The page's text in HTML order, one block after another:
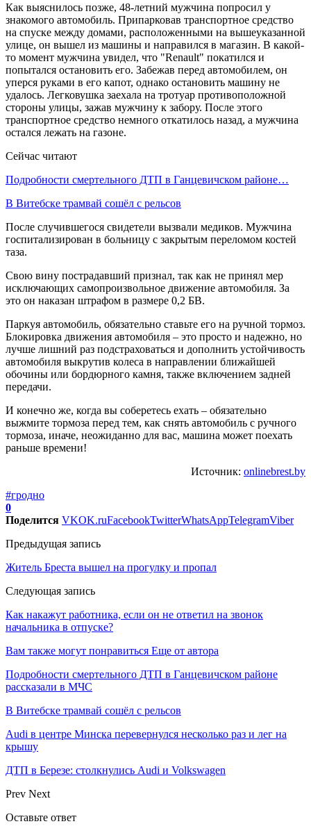
Как выяснилось позже, 48-летний мужчина попросил у
знакомого автомобиль. Припарковав транспортное средство
на спуске между домами, расположенными на вышеуказанной
улице, он вышел из машины и направился в магазин. В какой-
то момент мужчина увидел, что "Renault" покатился и
попытался остановить его. Забежав перед автомобилем, он
уперся руками в его капот, однако остановить машину не
удалось. Легковушка заехала на тротуар противоположной
стороны улицы, зажав мужчину к забору. После этого
транспортное средство немного откатилось назад, а мужчина
остался лежать на газоне.
Сейчас читают
Подробности смертельного ДТП в Ганцевичском районе…
В Витебске трамвай сошёл с рельсов
После случившегося свидетели вызвали медиков. Мужчина
госпитализирован в больницу с закрытым переломом костей
таза.
Свою вину пострадавший признал, так как не принял мер
исключающих самопроизвольное движение автомобиля. За
это он наказан штрафом в размере 0,2 БВ.
Паркуя автомобиль, обязательно ставьте его на ручной тормоз.
Блокировка движения автомобиля – это просто и надежно, но
лучше лишний раз подстраховаться и дополнить устойчивость
автомобиля выкрутив колеса в направлении ближайшей
обочины или бордюрного камня, также включением задней
передачи.
И конечно же, когда вы соберетесь ехать – обязательно
выжмите тормоза перед тем, как снять автомобиль с ручного
тормоза, иначе, неожиданно для вас, машина может поехать
раньше времени!
Источник: onlinebrest.by
#гродно
0
Поделится VKOK.ruFacebookTwitterWhatsAppTelegramViber
Предыдущая запись
Житель Бреста вышел на прогулку и пропал
Следующая запись
Как накажут работника, если он не ответил на звонок
начальника в отпуске?
Вам также могут понравиться Еще от автора
Подробности смертельного ДТП в Ганцевичском районе
рассказали в МЧС
В Витебске трамвай сошёл с рельсов
Audi в центре Минска перевернулся несколько раз и лег на
крышу
ДТП в Березе: столкнулись Audi и Volkswagen
Prev Next
Оставьте ответ